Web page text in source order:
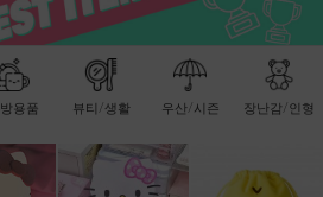
용품 뷰티/생활 우산/시즌 장난감/인형